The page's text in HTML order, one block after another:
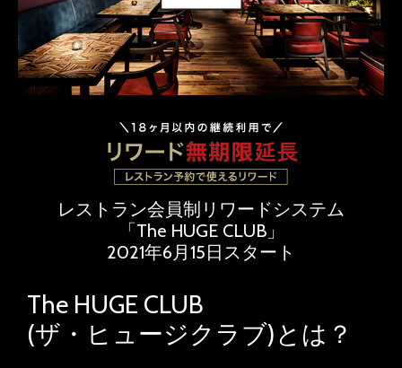
レストラン会員制リワードシステム
「The HUGE CLUB」
2021年6月15日スタート
The HUGE CLUB
(ザ・ヒュージクラブ)とは？